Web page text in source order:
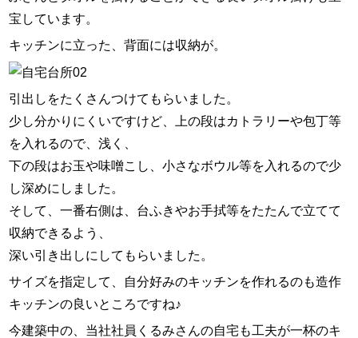
宝しています。
キッチンに立った、背面には収納が。
引出しをたくさんつけてもらいました。
少し分かりにくいですけど、上の段はカトラリーや包丁等
を入れるので、浅く、
下の段はお玉や味噌こし、小さなボウル等を入れるので少
し深めにしました。
そして、一番右側は、台ふきやお手拭等をたたんで立てて
収納できるよう、
深い引き出しにしてもらいました。
サイズを指定して、自分好みのキッチンを作れるのも造作
キッチンの良いところですね♪
今建築中の、当社社員くるみさんの自宅も工夫が一杯のキ